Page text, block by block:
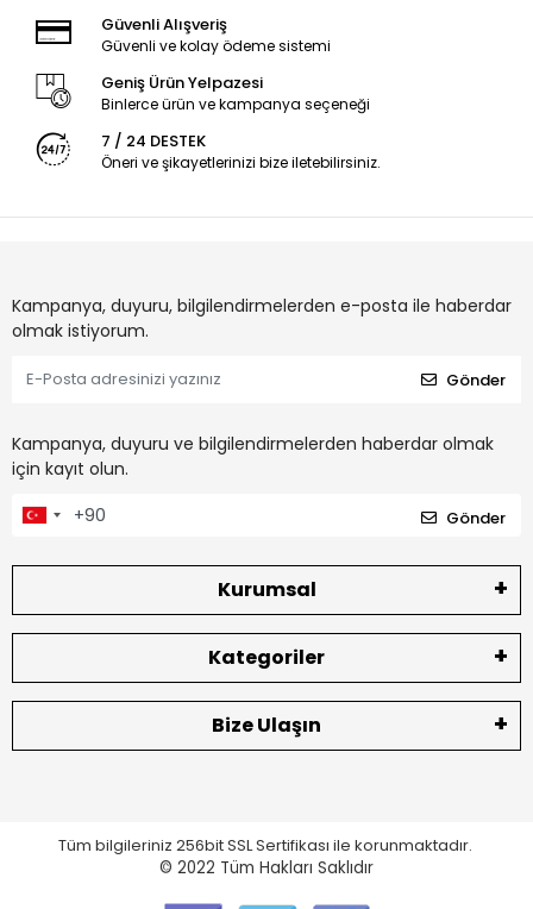
Güvenli Alışveriş
Güvenli ve kolay ödeme sistemi
Geniş Ürün Yelpazesi
Binlerce ürün ve kampanya seçeneği
7 / 24 DESTEK
Öneri ve şikayetlerinizi bize iletebilirsiniz.
Kampanya, duyuru, bilgilendirmelerden e-posta ile haberdar
olmak istiyorum.
Gönder
Kampanya, duyuru ve bilgilendirmelerden haberdar olmak
için kayıt olun.
Gönder
Kurumsal
Kategoriler
Bize Ulaşın
Tüm bilgileriniz 256bit SSL Sertifikası ile korunmaktadır.
© 2022 Tüm Hakları Saklıdır